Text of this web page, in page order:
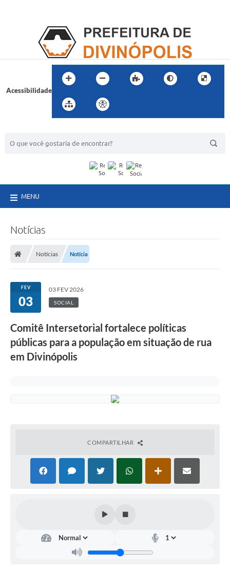
Acessibilidade
MENU
Notícias
Notícias Notícia
FEV
03
03 FEV 2026
SOCIAL
Comitê Intersetorial fortalece políticas
públicas para a população em situação de rua
em Divinópolis
COMPARTILHAR